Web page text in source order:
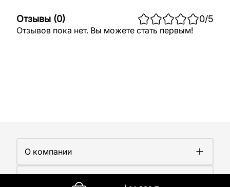
Отзывы (0) 0/5
Отзывов пока нет. Вы можете стать первым!
О компании